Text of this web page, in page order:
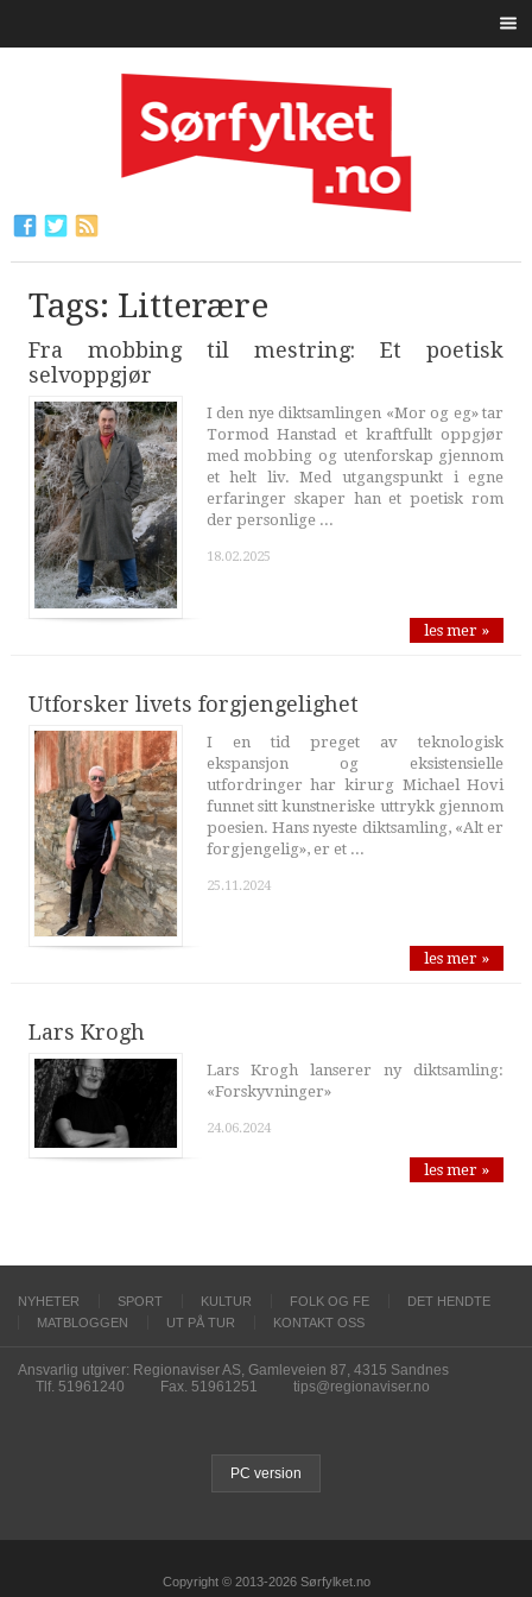
Tags: Litterære
Fra mobbing til mestring: Et poetisk
selvoppgjør
I den nye diktsamlingen «Mor og eg» tar
Tormod Hanstad et kraftfullt oppgjør
med mobbing og utenforskap gjennom
et helt liv. Med utgangspunkt i egne
erfaringer skaper han et poetisk rom
der personlige ...
18.02.2025
les mer »
Utforsker livets forgjengelighet
I en tid preget av teknologisk
ekspansjon og eksistensielle
utfordringer har kirurg Michael Hovi
funnet sitt kunstneriske uttrykk gjennom
poesien. Hans nyeste diktsamling, «Alt er
forgjengelig», er et ...
25.11.2024
les mer »
Lars Krogh
Lars Krogh lanserer ny diktsamling:
«Forskyvninger»
24.06.2024
les mer »
NYHETER SPORT KULTUR FOLK OG FE
DET HENDTE
MATBLOGGEN
UT PÅ TUR KONTAKT OSS
Ansvarlig utgiver: Regionaviser AS, Gamleveien 87, 4315 Sandnes
Tlf. 51961240
Fax. 51961251 tips@regionaviser.no
PC version
Copyright © 2013-2026 Sørfylket.no